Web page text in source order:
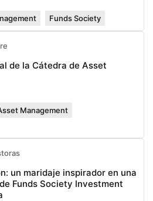
Funds Society
de la Cátedra de Asset
Management
un maridaje inspirador en una
Funds Society Investment